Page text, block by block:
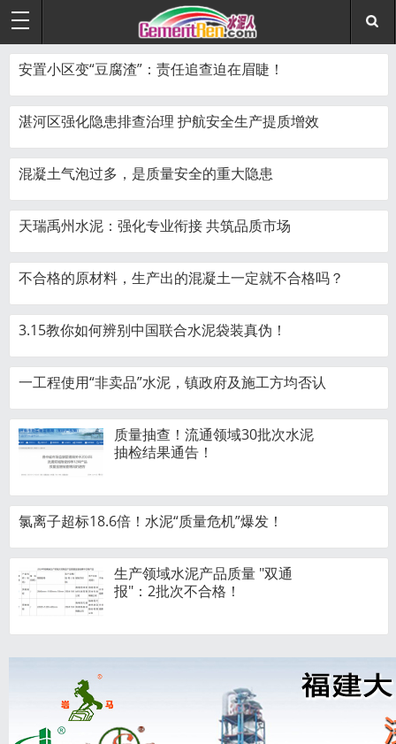
安置小区变“豆腐渣”：责任追查迫在眉睫！
湛河区强化隐患排查治理 护航安全生产提质增效
混凝土气泡过多，是质量安全的重大隐患
天瑞禹州水泥：强化专业衔接 共筑品质市场
不合格的原材料，生产出的混凝土一定就不合格吗？
3.15教你如何辨别中国联合水泥袋装真伪！
一工程使用“非卖品”水泥，镇政府及施工方均否认
质量抽查！流通领域30批次水泥
抽检结果通告！
氯离子超标18.6倍！水泥“质量危机”爆发！
生产领域水泥产品质量 "双通
报"：2批次不合格！